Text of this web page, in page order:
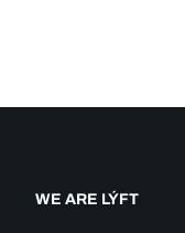
WE ARE LÝFT